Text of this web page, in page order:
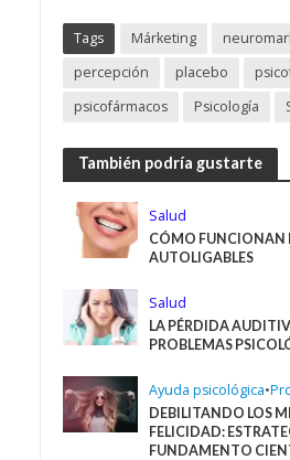
Tags Márketing
percepción
placebo
psicofármacos
Psicología
También podría gustarte
Salud
CÓMO FUNCIONAN
AUTOLIGABLES
Salud
LA PÉRDIDA
PROBLEMAS
Ayuda psicológica•
DEBILITANDO LOS
FELICIDAD:
FUNDAMENTO